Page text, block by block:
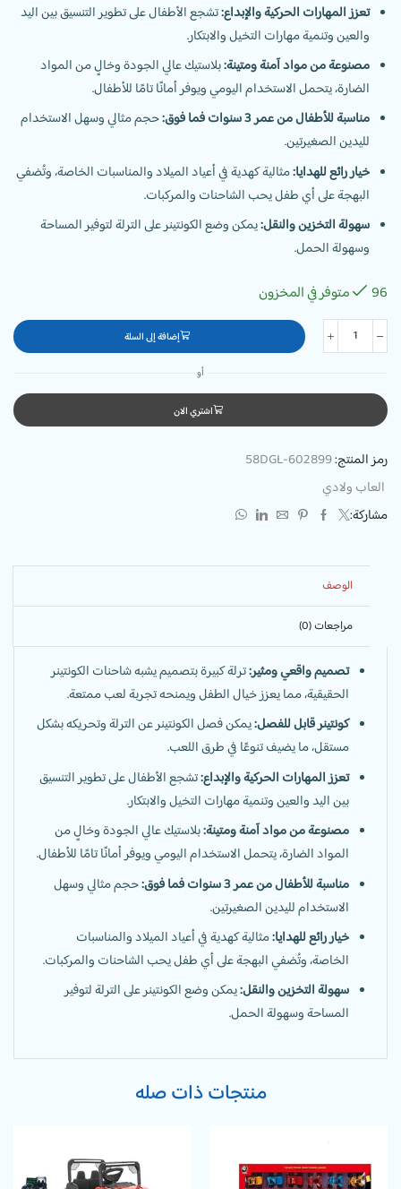
تعزز المهارات الحركية والإبداع:تشجع الأطفال على تطوير التنسيق بين اليد
والعين وتنمية مهارات التخيل والابتكار.
مصنوعة من مواد آمنة ومتينة:بلاستيك عالي الجودة وخالٍ من المواد
الضارة، يتحمل الاستخدام اليومي ويوفر أمانًا تامًا للأطفال.
مناسبة للأطفال من عمر 3 سنوات فما فوق:
حجم مثالي وسهل الاستخدام
لليدين الصغيرتين.
خيار رائع للهدايا:مثالية كهدية في أعياد الميلاد والمناسبات الخاصة، وتُضفي
البهجة على أي طفل يحب الشاحنات والمركبات.
سهولة التخزين والنقل:يمكن وضع الكونتينر على الترلة لتوفير المساحة
وسهولة الحمل.
96 متوفر في المخزون
إضافة إلى السلة
أو
اشتري الان
رمز المنتج:58DGL-602899
العاب ولادي
مشاركة:
الوصف
مراجعات (0)
تصميم واقعي ومثير:ترلة كبيرة بتصميم يشبه شاحنات الكونتينر
الحقيقية، مما يعزز خيال الطفل ويمنحه تجربة لعب ممتعة.
كونتينر قابل للفصل:يمكن فصل الكونتينر عن الترلة وتحريكه بشكل
مستقل، ما يضيف تنوعًا في طرق اللعب.
تعزز المهارات الحركية والإبداع:تشجع الأطفال على تطوير التنسيق
بين اليد والعين وتنمية مهارات التخيل والابتكار.
مصنوعة من مواد آمنة ومتينة:بلاستيك عالي الجودة وخالٍ من
المواد الضارة، يتحمل الاستخدام اليومي ويوفر أمانًا تامًا للأطفال.
مناسبة للأطفال من عمر 3 سنوات فما فوق:
حجم مثالي وسهل
الاستخدام لليدين الصغيرتين.
خيار رائع للهدايا:مثالية كهدية في أعياد الميلاد والمناسبات
الخاصة، وتُضفي البهجة على أي طفل يحب الشاحنات والمركبات.
سهولة التخزين والنقل:يمكن وضع الكونتينر على الترلة لتوفير
المساحة وسهولة الحمل.
منتجات ذات صله